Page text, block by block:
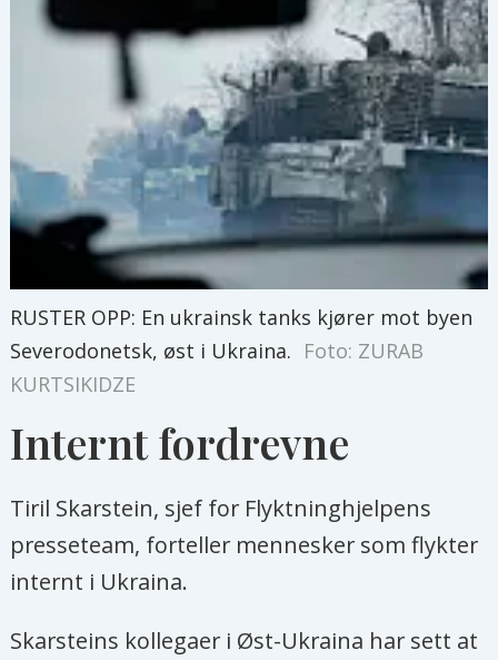
RUSTER OPP: En ukrainsk tanks kjører mot byen
Severodonetsk, øst i Ukraina. Foto: ZURAB
KURTSIKIDZE
Internt fordrevne
Tiril Skarstein, sjef for Flyktninghjelpens
presseteam, forteller mennesker som flykter
internt i Ukraina.
Skarsteins kollegaer i Øst-Ukraina har sett at